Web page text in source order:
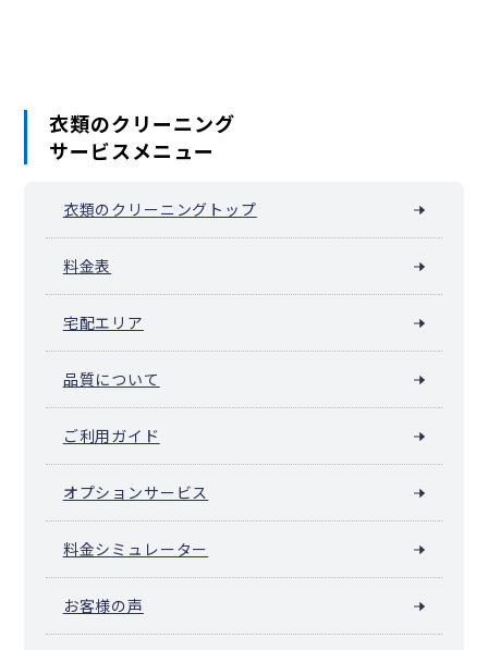
衣類のクリーニング
サービスメニュー
衣類のクリーニングトップ
料金表
宅配エリア
品質について
ご利用ガイド
オプションサービス
料金シミュレーター
お客様の声